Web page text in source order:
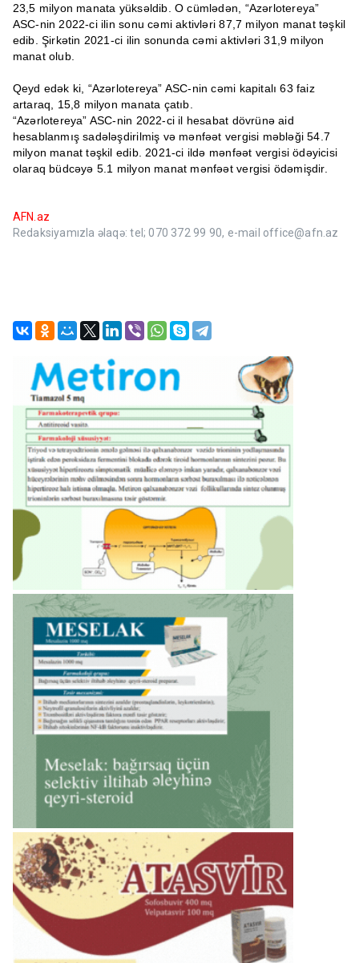
23,5 milyon manata yüksəldib. O cümlədən, “Azərlotereya”
ASC-nin 2022-ci ilin sonu cəmi aktivləri 87,7 milyon manat təşkil
edib. Şirkətin 2021-ci ilin sonunda cəmi aktivləri 31,9 milyon
manat olub.
Qeyd edək ki, “Azərlotereya” ASC-nin cəmi kapitalı 63 faiz
artaraq, 15,8 milyon manata çatıb.
“Azərlotereya” ASC-nin 2022-ci il hesabat dövrünə aid
hesablanmış sadələşdirilmiş və mənfəət vergisi məbləği 54.7
milyon manat təşkil edib. 2021-ci ildə mənfəət vergisi ödəyicisi
olaraq büdcəyə 5.1 milyon manat mənfəət vergisi ödəmişdir.
AFN.az
Redaksiyamızla əlaqə: tel; 070 372 99 90, e-mail office@afn.az